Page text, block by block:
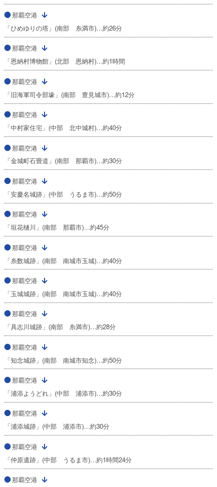
那覇空港
「ひめゆりの塔」(南部 糸満市)…約26分
那覇空港
「恩納村博物館」(北部 恩納村)…約1時間
那覇空港
「旧海軍司令部壕」(南部 豊見城市)…約12分
那覇空港
「中村家住宅」(中部 北中城村)…約40分
那覇空港
「金城町石畳道」(南部 那覇市)…約30分
那覇空港
「安慶名城跡」(中部 うるま市)…約50分
那覇空港
「垣花樋川」(南部 那覇市)…約45分
那覇空港
「糸数城跡」(南部 南城市玉城)…約40分
那覇空港
「玉城城跡」(南部 南城市玉城)…約40分
那覇空港
「具志川城跡」(南部 糸満市)…約28分
那覇空港
「知念城跡」(南部 南城市知念)…約50分
那覇空港
「浦添ようどれ」(中部 浦添市)…約30分
那覇空港
「浦添城跡」(中部 浦添市)…約30分
那覇空港
「仲原遺跡」(中部 うるま市)…約1時間24分
那覇空港